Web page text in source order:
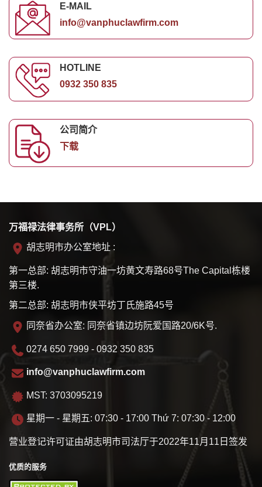
E-MAIL
info@vanphuclawfirm.com
HOTLINE
0932 350 835
公司简介
下载
万福禄法律事务所（VPL）
胡志明市办公室地址 :
第一总部: 胡志明市守油一坊黄文寿路68号The Capital栋楼
第三楼.
第二总部: 胡志明市侠平坊丁氏施路45号
同奈省办公室: 同奈省镇边坊阮爱国路20/6K号.
0274 650 7999 - 0932 350 835
info@vanphuclawfirm.com
MST: 3703095219
星期一 - 星期五: 07:30 - 17:00 Thứ 7: 07:30 - 12:00
营业登记许可证由胡志明市司法厅于2022年11月11日签发
优质的服务